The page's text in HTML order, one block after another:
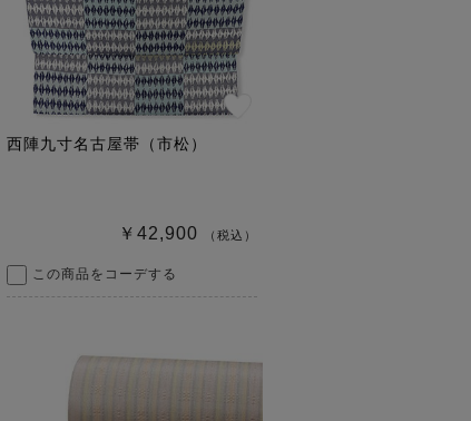
西陣九寸名古屋帯（市松）
￥42,900 （税込）
この商品をコーデする